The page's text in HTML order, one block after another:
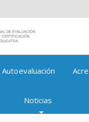
Autoevaluación
Noticias